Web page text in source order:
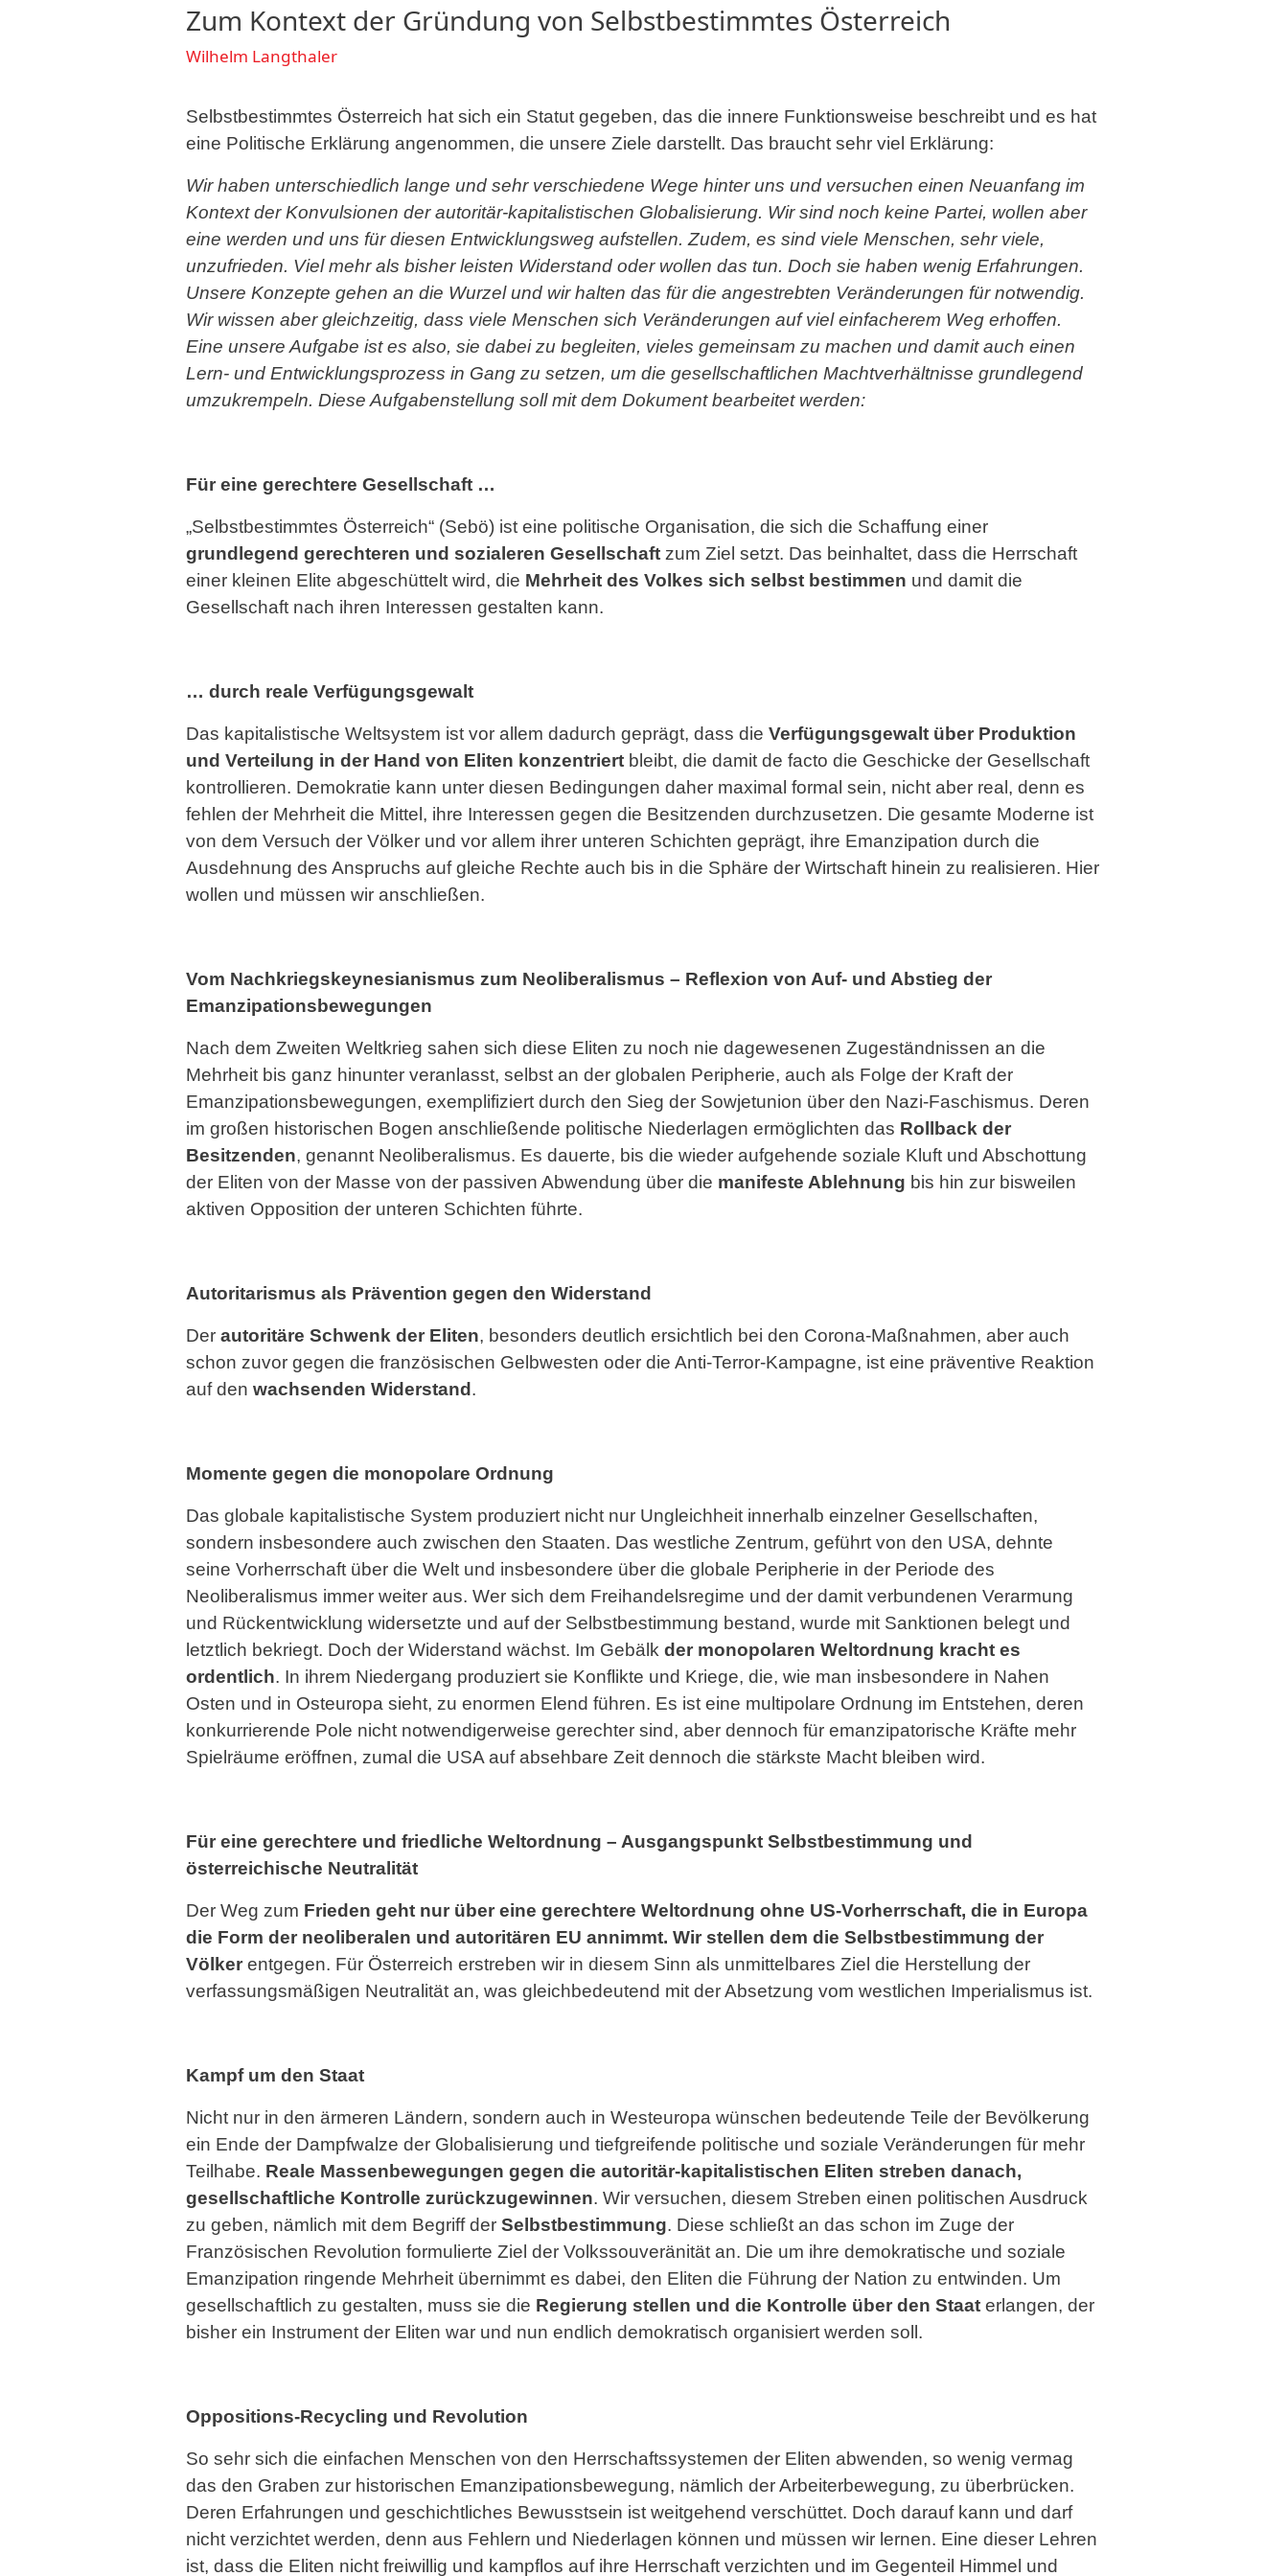
Zum Kontext der Gründung von Selbstbestimmtes Österreich
Wilhelm Langthaler
Selbstbestimmtes Österreich hat sich ein Statut gegeben, das die innere Funktionsweise beschreibt und es hat
eine Politische Erklärung angenommen, die unsere Ziele darstellt. Das braucht sehr viel Erklärung:
Wir haben unterschiedlich lange und sehr verschiedene Wege hinter uns und versuchen einen Neuanfang im
Kontext der Konvulsionen der autoritär-kapitalistischen Globalisierung. Wir sind noch keine Partei, wollen aber
eine werden und uns für diesen Entwicklungsweg aufstellen. Zudem, es sind viele Menschen, sehr viele,
unzufrieden. Viel mehr als bisher leisten Widerstand oder wollen das tun. Doch sie haben wenig Erfahrungen.
Unsere Konzepte gehen an die Wurzel und wir halten das für die angestrebten Veränderungen für notwendig.
Wir wissen aber gleichzeitig, dass viele Menschen sich Veränderungen auf viel einfacherem Weg erhoffen.
Eine unsere Aufgabe ist es also, sie dabei zu begleiten, vieles gemeinsam zu machen und damit auch einen
Lern- und Entwicklungsprozess in Gang zu setzen, um die gesellschaftlichen Machtverhältnisse grundlegend
umzukrempeln. Diese Aufgabenstellung soll mit dem Dokument bearbeitet werden:
Für eine gerechtere Gesellschaft …
„Selbstbestimmtes Österreich“ (Sebö) ist eine politische Organisation, die sich die Schaffung einer
grundlegend gerechteren und sozialeren Gesellschaft zum Ziel setzt. Das beinhaltet, dass die Herrschaft
einer kleinen Elite abgeschüttelt wird, die Mehrheit des Volkes sich selbst bestimmen und damit die
Gesellschaft nach ihren Interessen gestalten kann.
… durch reale Verfügungsgewalt
Das kapitalistische Weltsystem ist vor allem dadurch geprägt, dass die Verfügungsgewalt über Produktion
und Verteilung in der Hand von Eliten konzentriert bleibt, die damit de facto die Geschicke der Gesellschaft
kontrollieren. Demokratie kann unter diesen Bedingungen daher maximal formal sein, nicht aber real, denn es
fehlen der Mehrheit die Mittel, ihre Interessen gegen die Besitzenden durchzusetzen. Die gesamte Moderne ist
von dem Versuch der Völker und vor allem ihrer unteren Schichten geprägt, ihre Emanzipation durch die
Ausdehnung des Anspruchs auf gleiche Rechte auch bis in die Sphäre der Wirtschaft hinein zu realisieren. Hier
wollen und müssen wir anschließen.
Vom Nachkriegskeynesianismus zum Neoliberalismus – Reflexion von Auf- und Abstieg der
Emanzipationsbewegungen
Nach dem Zweiten Weltkrieg sahen sich diese Eliten zu noch nie dagewesenen Zugeständnissen an die
Mehrheit bis ganz hinunter veranlasst, selbst an der globalen Peripherie, auch als Folge der Kraft der
Emanzipationsbewegungen, exemplifiziert durch den Sieg der Sowjetunion über den Nazi-Faschismus. Deren
im großen historischen Bogen anschließende politische Niederlagen ermöglichten das Rollback der
Besitzenden, genannt Neoliberalismus. Es dauerte, bis die wieder aufgehende soziale Kluft und Abschottung
der Eliten von der Masse von der passiven Abwendung über die manifeste Ablehnung bis hin zur bisweilen
aktiven Opposition der unteren Schichten führte.
Autoritarismus als Prävention gegen den Widerstand
Der autoritäre Schwenk der Eliten, besonders deutlich ersichtlich bei den Corona-Maßnahmen, aber auch
schon zuvor gegen die französischen Gelbwesten oder die Anti-Terror-Kampagne, ist eine präventive Reaktion
auf den wachsenden Widerstand .
Momente gegen die monopolare Ordnung
Das globale kapitalistische System produziert nicht nur Ungleichheit innerhalb einzelner Gesellschaften,
sondern insbesondere auch zwischen den Staaten. Das westliche Zentrum, geführt von den USA, dehnte
seine Vorherrschaft über die Welt und insbesondere über die globale Peripherie in der Periode des
Neoliberalismus immer weiter aus. Wer sich dem Freihandelsregime und der damit verbundenen Verarmung
und Rückentwicklung widersetzte und auf der Selbstbestimmung bestand, wurde mit Sanktionen belegt und
letztlich bekriegt. Doch der Widerstand wächst. Im Gebälk der monopolaren Weltordnung kracht es
ordentlich. In ihrem Niedergang produziert sie Konflikte und Kriege, die, wie man insbesondere in Nahen
Osten und in Osteuropa sieht, zu enormen Elend führen. Es ist eine multipolare Ordnung im Entstehen, deren
konkurrierende Pole nicht notwendigerweise gerechter sind, aber dennoch für emanzipatorische Kräfte mehr
Spielräume eröffnen, zumal die USA auf absehbare Zeit dennoch die stärkste Macht bleiben wird.
Für eine gerechtere und friedliche Weltordnung – Ausgangspunkt Selbstbestimmung und
österreichische Neutralität
Der Weg zum Frieden geht nur über eine gerechtere Weltordnung ohne US-Vorherrschaft, die in Europa
die Form der neoliberalen und autoritären EU annimmt. Wir stellen dem die Selbstbestimmung der
Völker entgegen. Für Österreich erstreben wir in diesem Sinn als unmittelbares Ziel die Herstellung der
verfassungsmäßigen Neutralität an, was gleichbedeutend mit der Absetzung vom westlichen Imperialismus ist.
Kampf um den Staat
Nicht nur in den ärmeren Ländern, sondern auch in Westeuropa wünschen bedeutende Teile der Bevölkerung
ein Ende der Dampfwalze der Globalisierung und tiefgreifende politische und soziale Veränderungen für mehr
Teilhabe. Reale Massenbewegungen gegen die autoritär-kapitalistischen Eliten streben danach,
gesellschaftliche Kontrolle zurückzugewinnen. Wir versuchen, diesem Streben einen politischen Ausdruck
zu geben, nämlich mit dem Begriff der Selbstbestimmung. Diese schließt an das schon im Zuge der
Französischen Revolution formulierte Ziel der Volkssouveränität an. Die um ihre demokratische und soziale
Emanzipation ringende Mehrheit übernimmt es dabei, den Eliten die Führung der Nation zu entwinden. Um
gesellschaftlich zu gestalten, muss sie die Regierung stellen und die Kontrolle über den Staat erlangen, der
bisher ein Instrument der Eliten war und nun endlich demokratisch organisiert werden soll.
Oppositions-Recycling und Revolution
So sehr sich die einfachen Menschen von den Herrschaftssystemen der Eliten abwenden, so wenig vermag
das den Graben zur historischen Emanzipationsbewegung, nämlich der Arbeiterbewegung, zu überbrücken.
Deren Erfahrungen und geschichtliches Bewusstsein ist weitgehend verschüttet. Doch darauf kann und darf
nicht verzichtet werden, denn aus Fehlern und Niederlagen können und müssen wir lernen. Eine dieser Lehren
ist, dass die Eliten nicht freiwillig und kampflos auf ihre Herrschaft verzichten und im Gegenteil Himmel und